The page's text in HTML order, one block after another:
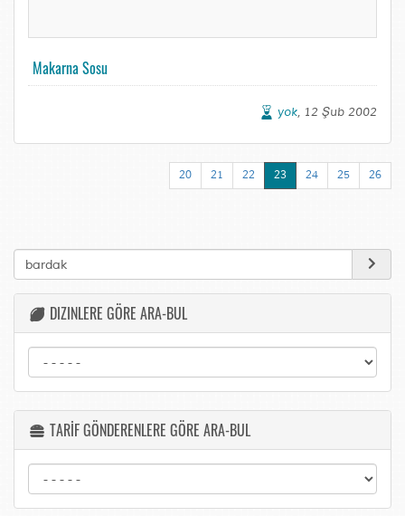
Makarna Sosu
yok, 12 Şub 2002
20 21 22 23 24 25 26
DIZINLERE GÖRE ARA-BUL
TARİF GÖNDERENLERE GÖRE ARA-BUL